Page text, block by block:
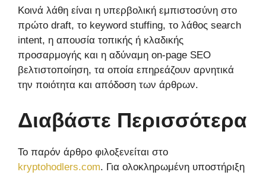
Κοινά λάθη είναι η υπερβολική εμπιστοσύνη στο
πρώτο draft, το keyword stuffing, το λάθος search
intent, η απουσία τοπικής ή κλαδικής
προσαρμογής και η αδύναμη on-page SEO
βελτιστοποίηση, τα οποία επηρεάζουν αρνητικά
την ποιότητα και απόδοση των άρθρων.
Διαβάστε Περισσότερα
Το παρόν άρθρο φιλοξενείται στο
kryptohodlers.com. Για ολοκληρωμένη υποστήριξη